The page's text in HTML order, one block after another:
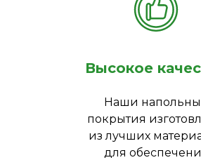
Высокое
Наши
покрытия
из лучших
для